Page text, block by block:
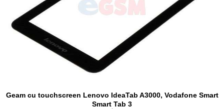
Geam cu touchscreen Lenovo IdeaTab A3000, Vodafone Smart
Smart Tab 3